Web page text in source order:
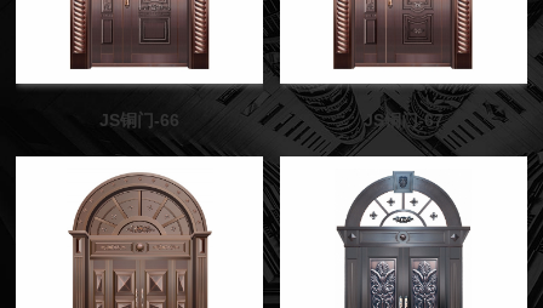
JS铜门-66 JS铜门-67